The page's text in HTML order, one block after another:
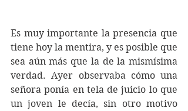
Es muy importante la presencia que
tiene hoy la mentira, y es posible que
sea aún más que la de la mismísima
verdad. Ayer observaba cómo una
señora ponía en tela de juicio lo que
un joven le decía, sin otro motivo